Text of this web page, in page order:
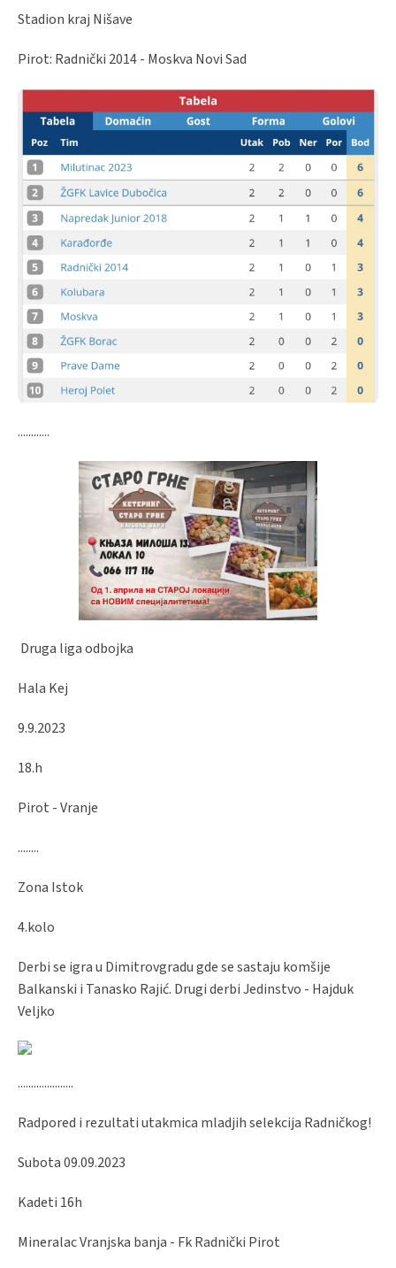
Stadion kraj Nišave
Pirot: Radnički 2014 - Moskva Novi Sad
............
Druga liga odbojka
Hala Kej
9.9.2023
18.h
Pirot - Vranje
........
Zona Istok
4.kolo
Derbi se igra u Dimitrovgradu gde se sastaju komšije
Balkanski i Tanasko Rajić. Drugi derbi Jedinstvo - Hajduk
Veljko
.....................
Radpored i rezultati utakmica mladjih selekcija Radničkog!
Subota 09.09.2023
Kadeti 16h
Mineralac Vranjska banja - Fk Radnički Pirot